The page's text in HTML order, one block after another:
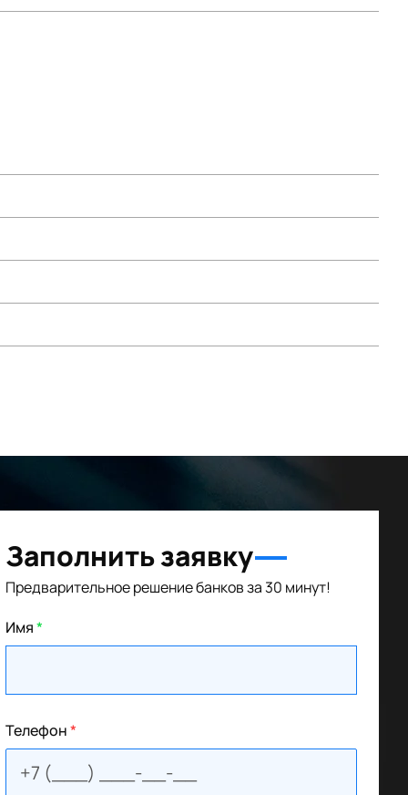
Заполнить заявку
Предварительное решение банков за 30 минут!
Имя*
Телефон*